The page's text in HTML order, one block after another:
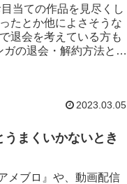
当ての作品を見尽くし
たとか他によさそうな
退会を考えている方も
の退会・解約方法と注
2023.03.05
まくいかないとき
メブロ』や、動画配信